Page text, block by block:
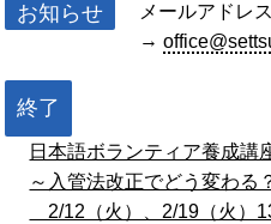
お知らせ
メールアドレ
→
終了
日本語ボランティア養成講
～入管法改正でどう変わる
2/12（火）、2/19（火）